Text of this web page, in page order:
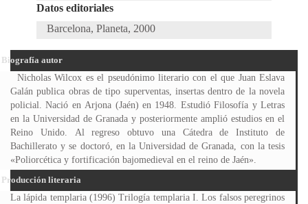
Datos editoriales
Barcelona, Planeta, 2000
Biografía autor
Nicholas Wilcox es el pseudónimo literario con el que Juan Eslava
Galán publica obras de tipo superventas, insertas dentro de la novela
policial. Nació en Arjona (Jaén) en 1948. Estudió Filosofía y Letras
en la Universidad de Granada y posteriormente amplió estudios en el
Reino Unido. Al regreso obtuvo una Cátedra de Instituto de
Bachillerato y se doctoró, en la Universidad de Granada, con la tesis
«Poliorcética y fortificación bajomedieval en el reino de Jaén».
Producción literaria
La lápida templaria (1996) Trilogía templaria I. Los falsos peregrinos